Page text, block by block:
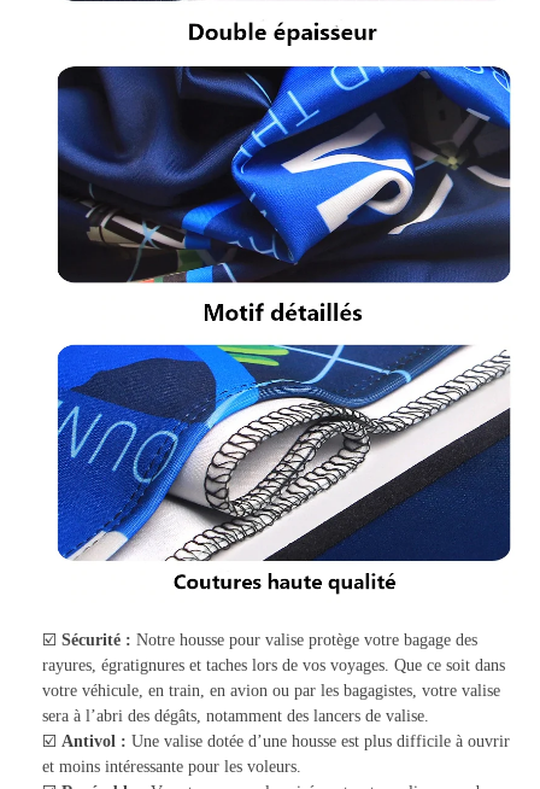
☑️ Sécurité : Notre housse pour valise protège votre bagage des
rayures, égratignures et taches lors de vos voyages. Que ce soit dans
votre véhicule, en train, en avion ou par les bagagistes, votre valise
sera à l’abri des dégâts, notamment des lancers de valise.
☑️ Antivol : Une valise dotée d’une housse est plus difficile à ouvrir
et moins intéressante pour les voleurs.